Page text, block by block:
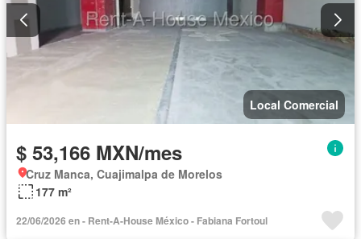
Local Comercial
$ 53,166 MXN/mes
Cruz Manca, Cuajimalpa de Morelos
177 m²
22/06/2026 en - Rent-A-House México - Fabiana Fortoul